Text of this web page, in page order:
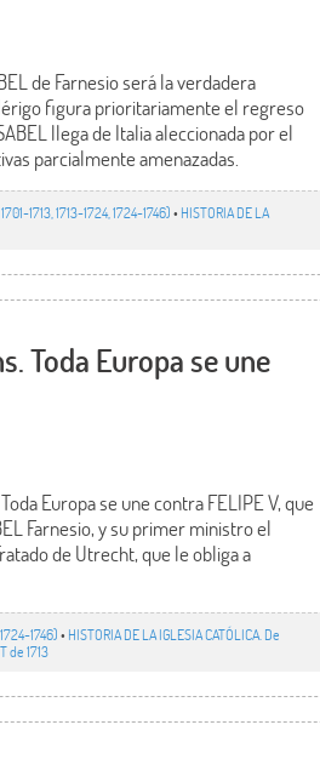
de Farnesio será la verdadera
figura prioritariamente el regreso
llega de Italia aleccionada por el
parcialmente amenazadas.
1713, 1713-1724, 1724-1746)• HISTORIA DE LA
Toda Europa se une
Europa se une contra FELIPE V, que
Farnesio, y su primer ministro el
de Utrecht, que le obliga a
1746)• HISTORIA DE LA IGLESIA CATÓLICA. De
de 1713